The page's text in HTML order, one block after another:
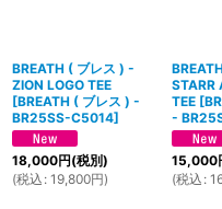
BREATH ( ブレス ) -
ZION LOGO TEE
[BREATH ( ブレス ) -
BR25SS-C5014]
18,000円(税別)
(税込 : 19,800円)
STARR
TEE [
-
15,000
(税込 :